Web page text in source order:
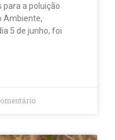
para a poluição
Ambiente,
5 de junho, foi